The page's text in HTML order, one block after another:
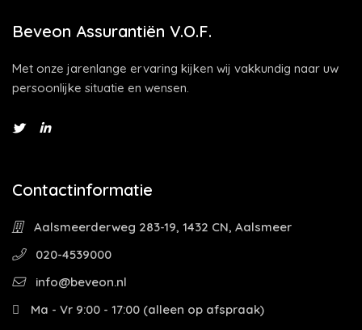
Beveon Assurantiën V.O.F.
Met onze jarenlange ervaring kijken wij vakkundig naar uw
persoonlijke situatie en wensen.
Contactinformatie
Aalsmeerderweg 283-19, 1432 CN, Aalsmeer
020-4539000
info@beveon.nl
Ma - Vr 9:00 - 17:00 (alleen op afspraak)